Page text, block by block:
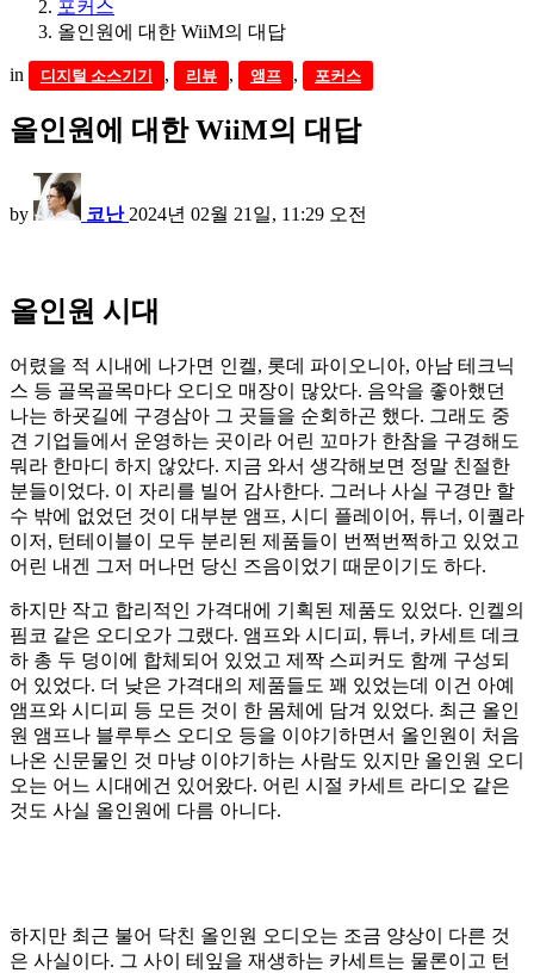
포커스
올인원에 대한 WiiM의 대답
in 디지털 소스기기 , 리뷰 , 앰프 , 포커스
올인원에 대한 WiiM의 대답
by 코난 2024년 02월 21일, 11:29 오전
올인원 시대
어렸을 적 시내에 나가면 인켈, 롯데 파이오니아, 아남 테크닉
스 등 골목골목마다 오디오 매장이 많았다. 음악을 좋아했던
나는 하굣길에 구경삼아 그 곳들을 순회하곤 했다. 그래도 중
견 기업들에서 운영하는 곳이라 어린 꼬마가 한참을 구경해도
뭐라 한마디 하지 않았다. 지금 와서 생각해보면 정말 친절한
분들이었다. 이 자리를 빌어 감사한다. 그러나 사실 구경만 할
수 밖에 없었던 것이 대부분 앰프, 시디 플레이어, 튜너, 이퀄라
이저, 턴테이블이 모두 분리된 제품들이 번쩍번쩍하고 있었고
어린 내겐 그저 머나먼 당신 즈음이었기 때문이기도 하다.
하지만 작고 합리적인 가격대에 기획된 제품도 있었다. 인켈의
핌코 같은 오디오가 그랬다. 앰프와 시디피, 튜너, 카세트 데크
하 총 두 덩이에 합체되어 있었고 제짝 스피커도 함께 구성되
어 있었다. 더 낮은 가격대의 제품들도 꽤 있었는데 이건 아예
앰프와 시디피 등 모든 것이 한 몸체에 담겨 있었다. 최근 올인
원 앰프나 블루투스 오디오 등을 이야기하면서 올인원이 처음
나온 신문물인 것 마냥 이야기하는 사람도 있지만 올인원 오디
오는 어느 시대에건 있어왔다. 어린 시절 카세트 라디오 같은
것도 사실 올인원에 다름 아니다.
하지만 최근 불어 닥친 올인원 오디오는 조금 양상이 다른 것
은 사실이다. 그 사이 테잎을 재생하는 카세트는 물론이고 턴